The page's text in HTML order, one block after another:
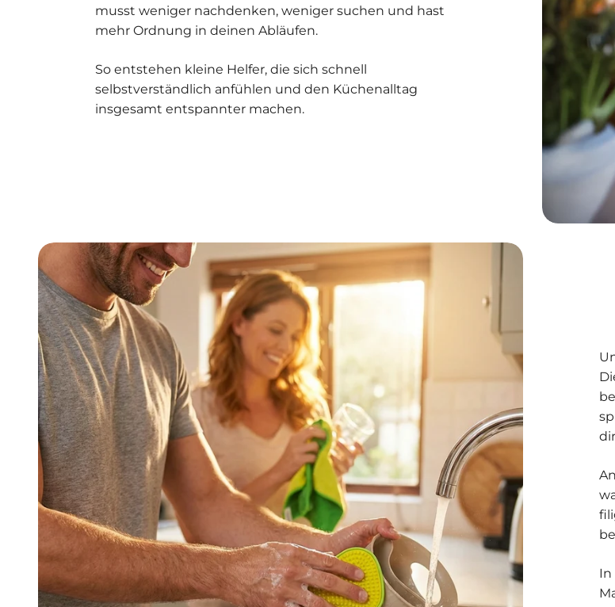
musst weniger nachdenken, weniger suchen und hast
mehr Ordnung in deinen Abläufen.
So entstehen kleine Helfer, die sich schnell
selbstverständlich anfühlen und den Küchenalltag
insgesamt entspannter machen.
In